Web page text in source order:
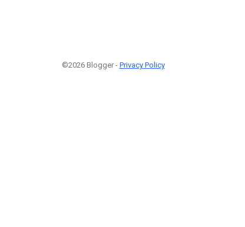
©2026 Blogger - Privacy Policy